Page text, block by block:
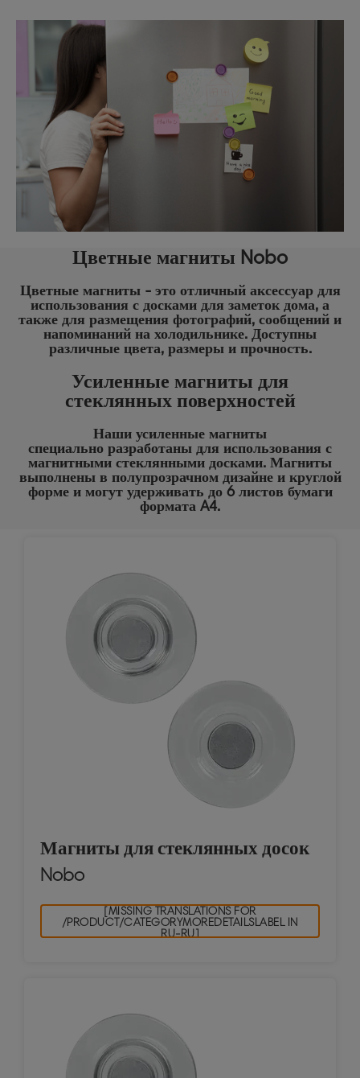
Цветные магниты Nobo
Цветные магниты - это отличный аксессуар для
использования с досками для заметок дома, а
также для размещения фотографий, сообщений и
напоминаний на холодильнике. Доступны
различные цвета, размеры и прочность.
Усиленные магниты для
стеклянных поверхностей
Наши усиленные магниты
специально разработаны для использования с
магнитными стеклянными досками. Магниты
выполнены в полупрозрачном дизайне и круглой
форме и могут удерживать до 6 листов бумаги
формата A4.
Магниты для стеклянных досок
Nobo
[MISSING TRANSLATIONS FOR
/PRODUCT/CATEGORYMOREDETAILSLABEL IN
RU-RU]